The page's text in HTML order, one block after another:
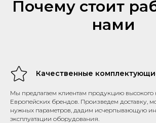
Почему стоит
нами
Качественные
Мы предлагаем клиентам продукцию высокого
Европейских брендов. Произведем доставку,
нужных параметров, дадим исчерпывающую
эксплуатации оборудования.